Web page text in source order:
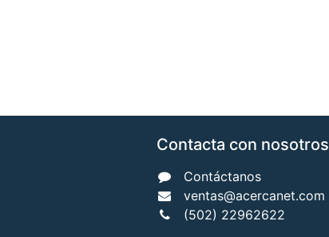
Contacta con nosotros
Contáctanos
ventas@acercanet.com
(502) 22962622